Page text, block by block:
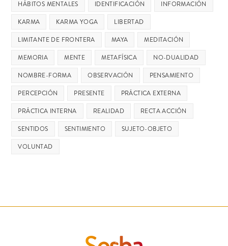
HÁBITOS MENTALES
IDENTIFICACIÓN
INFORMACIÓN
KARMA
KARMA YOGA
LIBERTAD
LIMITANTE DE FRONTERA
MAYA
MEDITACIÓN
MEMORIA
MENTE METAFÍSICA
NO-DUALIDAD
NOMBRE-FORMA
OBSERVACIÓN
PENSAMIENTO
PERCEPCIÓN
PRESENTE
PRÁCTICA EXTERNA
PRÁCTICA INTERNA
REALIDAD
RECTA ACCIÓN
SENTIDOS
SENTIMIENTO
SUJETO-OBJETO
VOLUNTAD